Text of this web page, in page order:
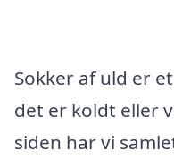
Sokker af uld er
det er koldt eller
siden har vi